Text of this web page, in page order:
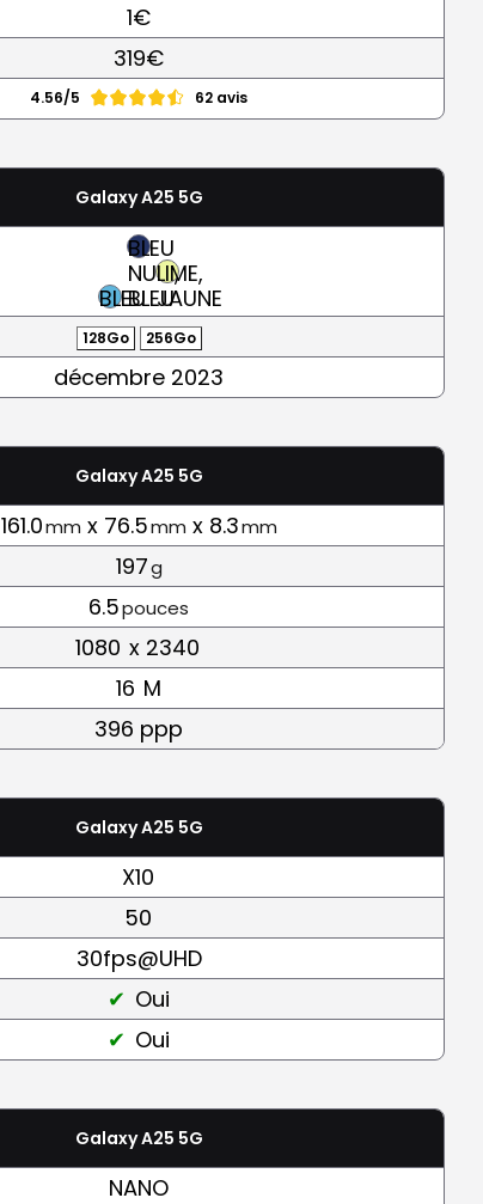
1€
319€
4.56/5 62 avis
Galaxy A25 5G
BLEU
BLEU
NUIT,
BLEU
LIME,
JAUNE
128Go 256Go
décembre 2023
Galaxy A25 5G
161.0mm x 76.5mm x 8.3mm
197g
6.5pouces
1080 x 2340
16 M
396 ppp
Galaxy A25 5G
X10
50
30fps@UHD
Oui
Oui
Galaxy A25 5G
NANO